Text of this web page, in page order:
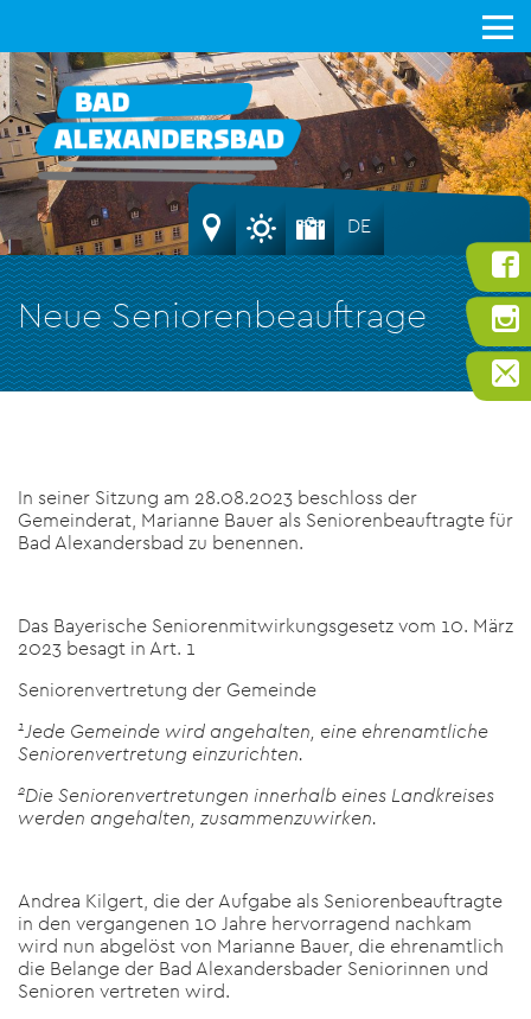
Neue Seniorenbeauftrage
DE
In seiner Sitzung am 28.08.2023 beschloss der
Gemeinderat, Marianne Bauer als Seniorenbeauftragte für
Bad Alexandersbad zu benennen.
Das Bayerische Seniorenmitwirkungsgesetz vom 10. März
2023 besagt in Art. 1
Seniorenvertretung der Gemeinde
1Jede Gemeinde wird angehalten, eine ehrenamtliche
Seniorenvertretung einzurichten.
2Die Seniorenvertretungen innerhalb eines Landkreises
werden angehalten, zusammenzuwirken.
Andrea Kilgert, die der Aufgabe als Seniorenbeauftragte
in den vergangenen 10 Jahre hervorragend nachkam
wird nun abgelöst von Marianne Bauer, die ehrenamtlich
die Belange der Bad Alexandersbader Seniorinnen und
Senioren vertreten wird.